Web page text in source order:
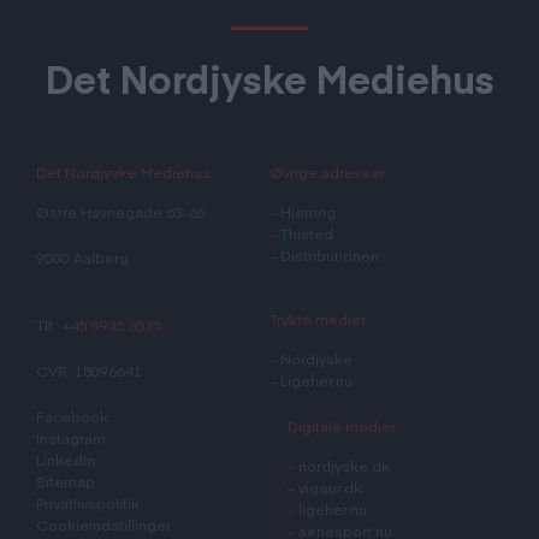
Det Nordjyske Mediehus
Det Nordjyske Mediehus
Østre Havnegade 63-65
Tlf.: +45 9935 3535
CVR: 18096641
Facebook
Instagram
LinkedIn
Sitemap
Privatlivspolitik
Cookieindstillinger
Øvrige adresser
–
– Thisted
–
Distributionen
Trykte medier
–
Nordjyske
–
Digitale medier
–
nordjyske.dk
–
vigeur.dk
–
–
seriesport.nu